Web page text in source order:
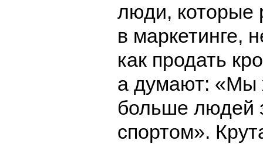
люди, которые
в маркетинге,
как продать
а думают: «Мы
больше людей
спортом».